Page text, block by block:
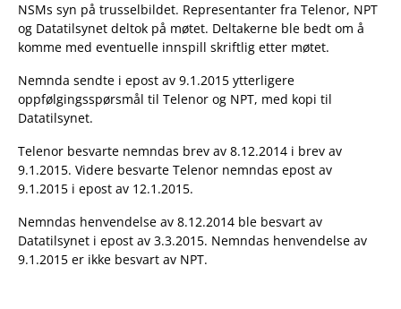
NSMs syn på trusselbildet. Representanter fra Telenor, NPT
og Datatilsynet deltok på møtet. Deltakerne ble bedt om å
komme med eventuelle innspill skriftlig etter møtet.
Nemnda sendte i epost av 9.1.2015 ytterligere
oppfølgingsspørsmål til Telenor og NPT, med kopi til
Datatilsynet.
Telenor besvarte nemndas brev av 8.12.2014 i brev av
9.1.2015. Videre besvarte Telenor nemndas epost av
9.1.2015 i epost av 12.1.2015.
Nemndas henvendelse av 8.12.2014 ble besvart av
Datatilsynet i epost av 3.3.2015. Nemndas henvendelse av
9.1.2015 er ikke besvart av NPT.